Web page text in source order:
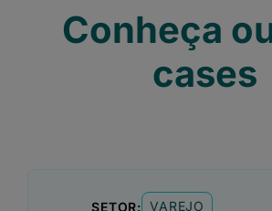
Conheça
cases
SETOR: VAREJO